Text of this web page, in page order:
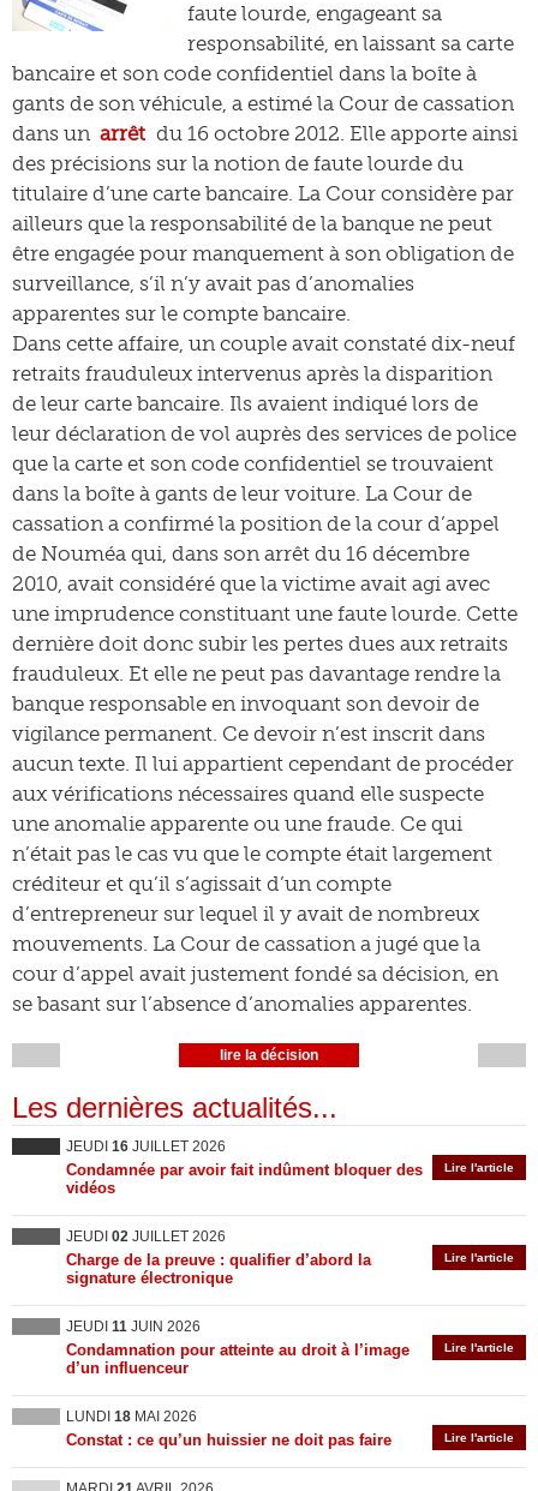
faute lourde, engageant sa
responsabilité, en laissant sa carte
bancaire et son code confidentiel dans la boîte à
gants de son véhicule, a estimé la Cour de cassation
dans un arrêt du 16 octobre 2012. Elle apporte ainsi
des précisions sur la notion de faute lourde du
titulaire d’une carte bancaire. La Cour considère par
ailleurs que la responsabilité de la banque ne peut
être engagée pour manquement à son obligation de
surveillance, s’il n’y avait pas d’anomalies
apparentes sur le compte bancaire.
Dans cette affaire, un couple avait constaté dix-neuf
retraits frauduleux intervenus après la disparition
de leur carte bancaire. Ils avaient indiqué lors de
leur déclaration de vol auprès des services de police
que la carte et son code confidentiel se trouvaient
dans la boîte à gants de leur voiture. La Cour de
cassation a confirmé la position de la cour d’appel
de Nouméa qui, dans son arrêt du 16 décembre
2010, avait considéré que la victime avait agi avec
une imprudence constituant une faute lourde. Cette
dernière doit donc subir les pertes dues aux retraits
frauduleux. Et elle ne peut pas davantage rendre la
banque responsable en invoquant son devoir de
vigilance permanent. Ce devoir n’est inscrit dans
aucun texte. Il lui appartient cependant de procéder
aux vérifications nécessaires quand elle suspecte
une anomalie apparente ou une fraude. Ce qui
n’était pas le cas vu que le compte était largement
créditeur et qu’il s’agissait d’un compte
d’entrepreneur sur lequel il y avait de nombreux
mouvements. La Cour de cassation a jugé que la
cour d’appel avait justement fondé sa décision, en
se basant sur l’absence d’anomalies apparentes.
lire la décision
Les dernières actualités...
JEUDI 16 JUILLET 2026
Lire l'article
Condamnée par avoir fait indûment bloquer des
vidéos
JEUDI 02 JUILLET 2026
Lire l'article
Charge de la preuve : qualifier d’abord la
signature électronique
JEUDI 11 JUIN 2026
Lire l'article
Condamnation pour atteinte au droit à l’image
d’un influenceur
LUNDI 18 MAI 2026
Lire l'article
Constat : ce qu’un huissier ne doit pas faire